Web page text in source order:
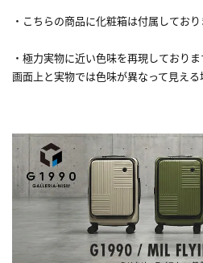
・こちらの商品に化粧箱は付属してお
・極力実物に近い色味を再現しており
画面上と実物では色味が異なって見える